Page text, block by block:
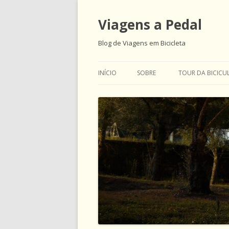
Viagens a Pedal
Blog de Viagens em Bicicleta
INÍCIO SOBRE TOUR DA